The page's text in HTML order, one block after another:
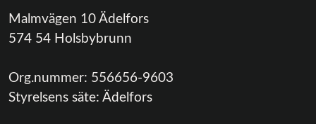
Malmvägen 10 Ädelfors
574 54 Holsbybrunn
Org.nummer: 556656-9603
Styrelsens säte: Ädelfors